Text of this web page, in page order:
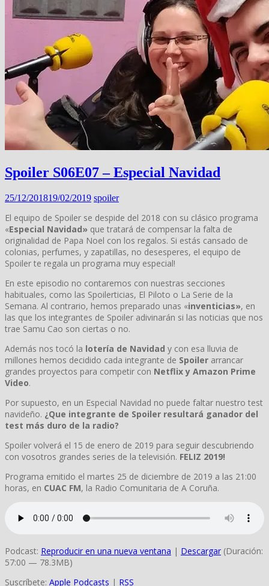
Spoiler S06E07 – Especial Navidad
25/12/201819/02/2019 spoiler
El equipo de Spoiler se despide del 2018 con su clásico programa
«Especial Navidad» que tratará de compensar la falta de
originalidad de Papa Noel con los regalos. Si estás cansado de
colonias, perfumes, y zapatillas, no desesperes, el equipo de
Spoiler te regala un programa muy especial!
En este episodio no contaremos con nuestras secciones
habituales, como las Spoilerticias, El Piloto o La Serie de la
Semana. Al contrario, hemos preparado unas «inventicias», en
las que los integrantes de Spoiler adivinarán si las noticias que nos
trae Samu Cao son ciertas o no.
Además nos tocó la lotería de Navidad y con esa lluvia de
millones hemos decidido cada integrante de Spoiler arrancar
grandes proyectos para competir con Netflix y Amazon Prime
Video.
Por supuesto, en un Especial Navidad no puede faltar nuestro test
navideño. ¿Que integrante de Spoiler resultará ganador del
test más duro de la radio?
Spoiler volverá el 15 de enero de 2019 para seguir descubriendo
con vosotros grandes series de la televisión. FELIZ 2019!
Programa emitido el martes 25 de diciembre de 2019 a las 21:00
horas, en CUAC FM, la Radio Comunitaria de A Coruña.
Podcast: Reproducir en una nueva ventana | Descargar (Duración:
57:00 — 78.3MB)
Suscríbete: Apple Podcasts | RSS